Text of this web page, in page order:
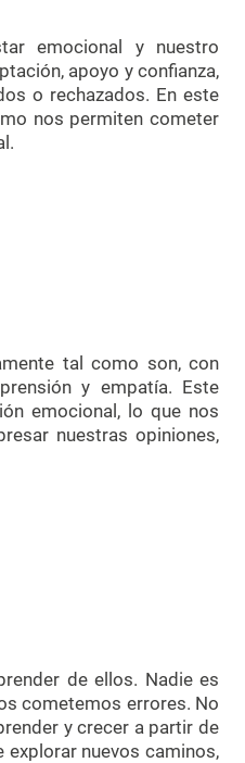
emocional y nuestro
apoyo y confianza,
o rechazados. En este
nos permiten cometer
tal como son, con
y empatía. Este
emocional, lo que nos
nuestras opiniones,
de ellos. Nadie es
cometemos errores. No
y crecer a partir de
nuevos caminos,